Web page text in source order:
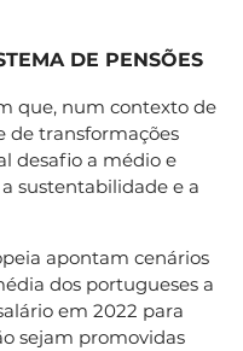
DE PENSÕES
que, num contexto de
de transformações
desafio a médio e
sustentabilidade e a
apontam cenários
dos portugueses a
em 2022 para
sejam promovidas